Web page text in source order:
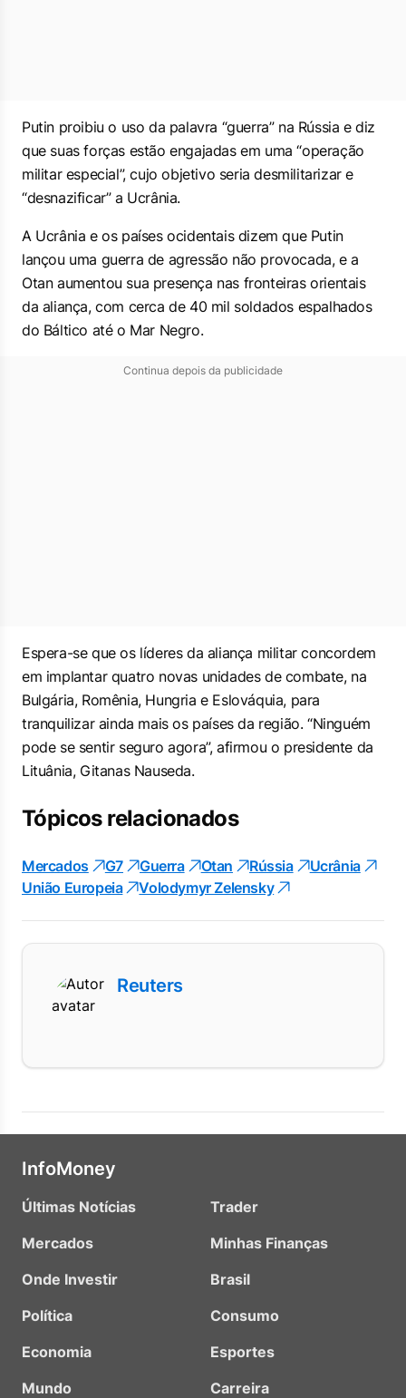
Putin proibiu o uso da palavra “guerra” na Rússia e diz
que suas forças estão engajadas em uma “operação
militar especial”, cujo objetivo seria desmilitarizar e
“desnazificar” a Ucrânia.
A Ucrânia e os países ocidentais dizem que Putin
lançou uma guerra de agressão não provocada, e a
Otan aumentou sua presença nas fronteiras orientais
da aliança, com cerca de 40 mil soldados espalhados
do Báltico até o Mar Negro.
Continua depois da publicidade
Espera-se que os líderes da aliança militar concordem
em implantar quatro novas unidades de combate, na
Bulgária, Romênia, Hungria e Eslováquia, para
tranquilizar ainda mais os países da região. “Ninguém
pode se sentir seguro agora”, afirmou o presidente da
Lituânia, Gitanas Nauseda.
Tópicos relacionados
Mercados G7 Guerra Otan Rússia
Ucrânia
União Europeia
Volodymyr Zelensky
Reuters
InfoMoney
Últimas Notícias
Mercados
Onde Investir
Política
Economia
Mundo
Trader
Minhas Finanças
Brasil
Consumo
Esportes
Carreira